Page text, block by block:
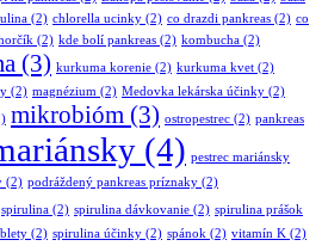
(2) chlorella ucinky (2) co drazdi pankreas (2) co
(2) kde bolí pankreas (2) kombucha (2)
(3) kurkuma korenie (2) kurkuma kvet (2)
(2) magnézium (2) Medovka lekárska účinky (2)
mikrobióm (3) ostropestrec (2) pankreas
(4) pestrec mariánsky
(2) podráždený pankreas príznaky (2)
spirulina (2) spirulina dávkovanie (2) spirulina prášok
(2) spirulina účinky (2) spánok (2) vitamín K (2)